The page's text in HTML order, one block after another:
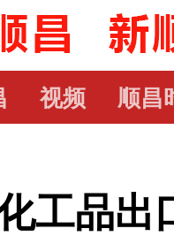
视频 顺昌
工品出